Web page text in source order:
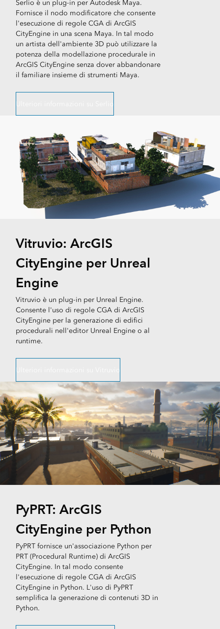
Serlio è un plug-in per Autodesk Maya.
Fornisce il nodo modificatore che consente
l'esecuzione di regole CGA di ArcGIS
CityEngine in una scena Maya. In tal modo
un artista dell'ambiente 3D può utilizzare la
potenza della modellazione procedurale in
ArcGIS CityEngine senza dover abbandonare
il familiare insieme di strumenti Maya.
Vitruvio: ArcGIS
CityEngine per Unreal
Engine
Vitruvio è un plug-in per Unreal Engine.
Consente l'uso di regole CGA di ArcGIS
CityEngine per la generazione di edifici
procedurali nell'editor Unreal Engine o al
runtime.
PyPRT: ArcGIS
CityEngine per Python
PyPRT fornisce un'associazione Python per
PRT (Procedural Runtime) di ArcGIS
CityEngine. In tal modo consente
l'esecuzione di regole CGA di ArcGIS
CityEngine in Python. L'uso di PyPRT
semplifica la generazione di contenuti 3D in
Python.